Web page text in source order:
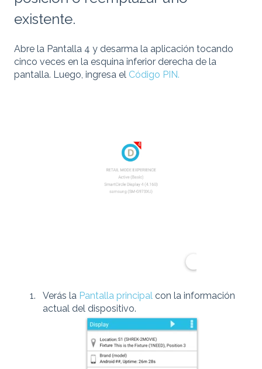
existente.
Abre la Pantalla 4 y desarma la aplicación tocando
cinco veces en la esquina inferior derecha de la
pantalla. Luego, ingresa el Código PIN.
Verás la Pantalla principal con la información
actual del dispositivo.